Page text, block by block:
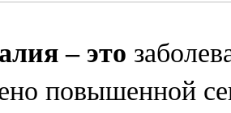
– это
повышенной